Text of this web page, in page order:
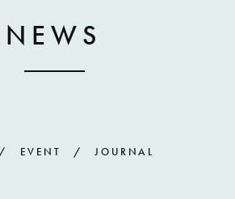
NEWS
EVENT JOURNAL